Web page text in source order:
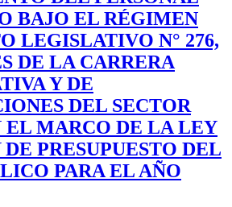
BAJO EL RÉGIMEN
LEGISLATIVO N° 276,
DE LA CARRERA
Y DE
DEL SECTOR
EL MARCO DE LA LEY
DE PRESUPUESTO DEL
PARA EL AÑO